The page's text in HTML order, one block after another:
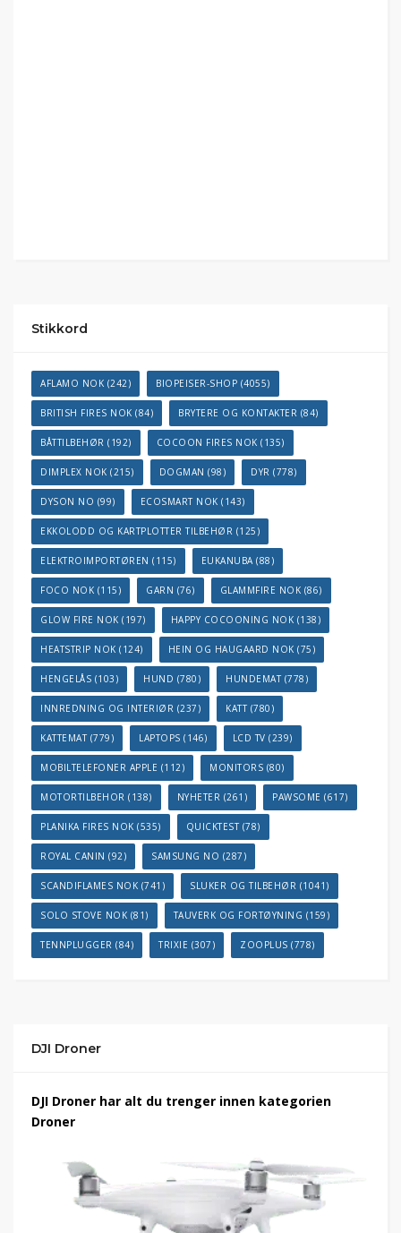
Stikkord
AFLAMO NOK (242) BIOPEISER-SHOP (4055)
BRITISH FIRES NOK (84) BRYTERE OG KONTAKTER (84)
BÅTTILBEHØR (192) COCOON FIRES NOK (135)
DIMPLEX NOK (215) DOGMAN (98) DYR (778)
DYSON NO (99) ECOSMART NOK (143)
EKKOLODD OG KARTPLOTTER TILBEHØR (125)
ELEKTROIMPORTØREN (115) EUKANUBA(88)
FOCO NOK (115) GARN (76) GLAMMFIRE NOK (86)
GLOW FIRE NOK (197) HAPPY COCOONING NOK (138)
HEATSTRIP NOK (124) HEIN OG HAUGAARD NOK (75)
HENGELÅS (103) HUND (780) HUNDEMAT(778)
INNREDNING OG INTERIØR (237) KATT(780)
KATTEMAT(779) LAPTOPS (146) LCD TV (239)
MOBILTELEFONER APPLE (112) MONITORS (80)
MOTORTILBEHOR (138) NYHETER (261) PAWSOME (617)
PLANIKA FIRES NOK (535) QUICKTEST(78)
ROYAL CANIN (92) SAMSUNG NO (287)
SCANDIFLAMES NOK (741) SLUKER OG TILBEHØR (1041)
SOLO STOVE NOK (81) TAUVERK OG FORTØYNING (159)
TENNPLUGGER (84) TRIXIE (307) ZOOPLUS (778)
DJI Droner
DJI Droner har alt du trenger innen kategorien
Droner